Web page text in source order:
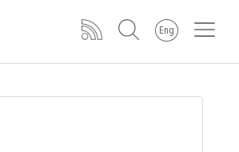
Eng